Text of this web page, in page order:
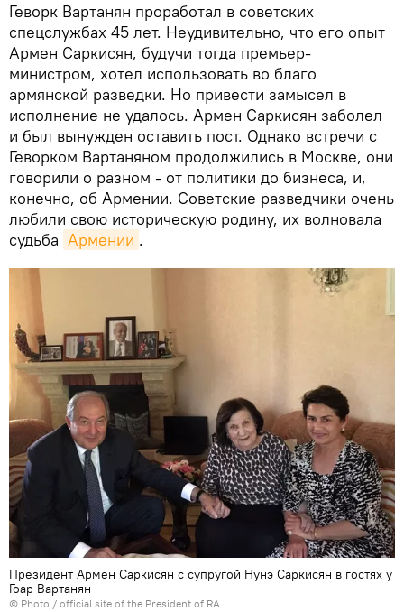
Геворк Вартанян проработал в советских
спецслужбах 45 лет. Неудивительно, что его опыт
Армен Саркисян, будучи тогда премьер-
министром, хотел использовать во благо
армянской разведки. Но привести замысел в
исполнение не удалось. Армен Саркисян заболел
и был вынужден оставить пост. Однако встречи с
Геворком Вартаняном продолжились в Москве, они
говорили о разном - от политики до бизнеса, и,
конечно, об Армении. Советские разведчики очень
любили свою историческую родину, их волновала
судьба Армении .
Президент Армен Саркисян с супругой Нунэ Саркисян в гостях у
Гоар Вартанян
© Photo / official site of the President of RA